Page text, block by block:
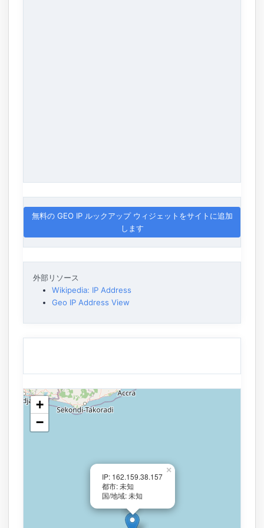
無料の GEO IP ルックアップ ウィジェットをサイトに追加
します
外部リソース
Wikipedia: IP Address
Geo IP Address View
IP: 162.159.38.157
都市: 未知
国/地域: 未知
×
+
−